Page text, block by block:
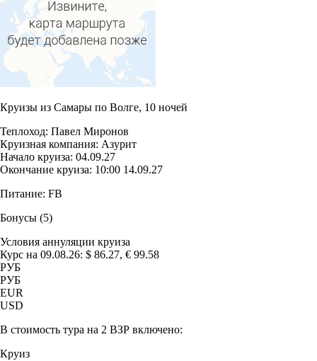
Круизы из Самары по Волге, 10 ночей
Теплоход: Павел Миронов
Круизная компания: Азурит
Начало круиза: 04.09.27
Окончание круиза: 10:00 14.09.27
Питание: FB
Бонусы (5)
Условия аннуляции круиза
Курс на 09.08.26: $ 86.27, € 99.58
РУБ
РУБ
EUR
USD
В стоимость тура на 2 ВЗР включено:
Круиз